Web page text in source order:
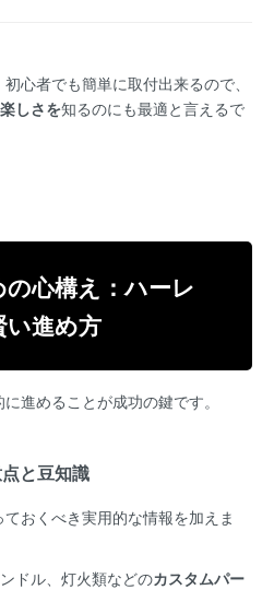
初心者でも簡単に取付出来るので、
しさを知るのにも最適と言えるで
心構え：ハーレ
進め方
進めることが成功の鍵です。
と豆知識
おくべき実用的な情報を加えま
ドル、灯火類などのカスタムパー